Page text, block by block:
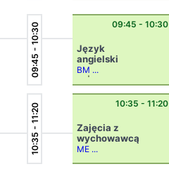
09:45 - 10:30
10:35 - 11:20
09:45 - 10:30
Język
angielski
BM ...
4a|dz
10:35 - 11:20
Zajęcia z
wychowawcą
ME ...